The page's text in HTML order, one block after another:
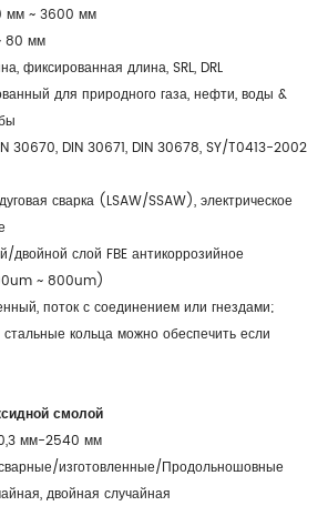
мм ~ 3600 мм
80 мм
фиксированная длина, SRL, DRL
для природного газа, нефти, воды &
30670, DIN 30671, DIN 30678, SY/T0413-2002
сварка (LSAW/SSAW), электрическое
двойной слой FBE антикоррозийное
~ 800um)
поток с соединением или гнездами;
кольца можно обеспечить если
смолой
мм-2540 мм
изготовленные/Продольношовные
двойная случайная